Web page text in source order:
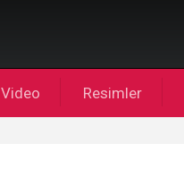
Video Resimler